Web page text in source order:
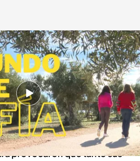
sus ataques de ira contra sus padres
Noticias Cuatro
y está ingresada en un
residencial para menores
provocaron que tanto sus